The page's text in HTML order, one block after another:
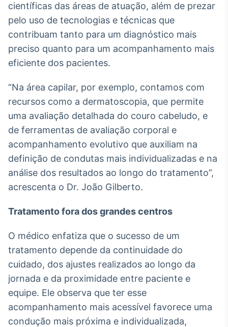
científicas das áreas de atuação, além de prezar
pelo uso de tecnologias e técnicas que
contribuam tanto para um diagnóstico mais
preciso quanto para um acompanhamento mais
eficiente dos pacientes.
“Na área capilar, por exemplo, contamos com
recursos como a dermatoscopia, que permite
uma avaliação detalhada do couro cabeludo, e
de ferramentas de avaliação corporal e
acompanhamento evolutivo que auxiliam na
definição de condutas mais individualizadas e na
análise dos resultados ao longo do tratamento”,
acrescenta o Dr. João Gilberto.
Tratamento fora dos grandes centros
O médico enfatiza que o sucesso de um
tratamento depende da continuidade do
cuidado, dos ajustes realizados ao longo da
jornada e da proximidade entre paciente e
equipe. Ele observa que ter esse
acompanhamento mais acessível favorece uma
condução mais próxima e individualizada,